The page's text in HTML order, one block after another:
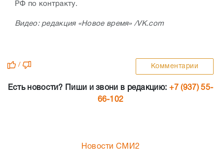
РФ по контракту.
Видео: редакция «Новое время» /VK.com
/ Комментарии
Есть новости? Пиши и звони в редакцию: +7 (937) 55-
66-102
Новости СМИ2